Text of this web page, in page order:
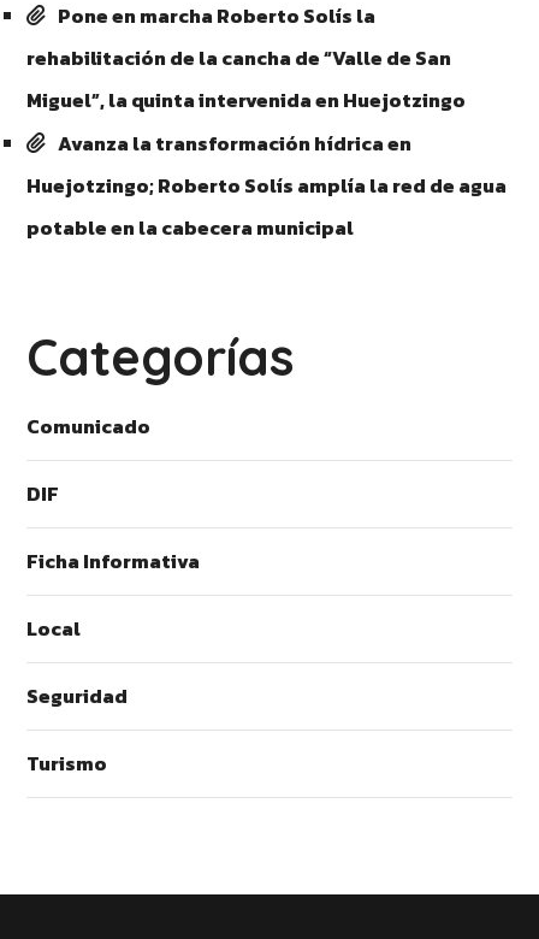
Pone en marcha Roberto Solís la
rehabilitación de la cancha de “Valle de San
Miguel”, la quinta intervenida en Huejotzingo
Avanza la transformación hídrica en
Huejotzingo; Roberto Solís amplía la red de agua
potable en la cabecera municipal
Categorías
Comunicado
DIF
Ficha Informativa
Local
Seguridad
Turismo